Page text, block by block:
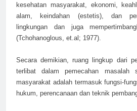
kesehatan masyarakat, ekonomi,
alam, keindahan (estetis), dan
lingkungan dan juga
(Tchohanoglous, et.al; 1977).
Secara demikian, ruang lingkup dari
terlibat dalam pemecahan masalah
masyarakat adalah termasuk fungsi-
hukum, perencanaan dan teknik